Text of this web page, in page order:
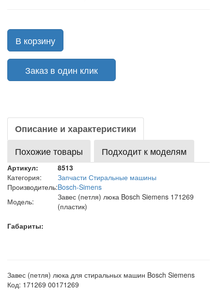
В корзину
Заказ в один клик
Описание и характеристики
Похожие товары
Подходит к моделям
Артикул:
8513
Категория:
Запчасти Стиральные машины
Производитель:Bosch-Simens
Модель:
Завес (петля) люка Bosch Siemens 171269
(пластик)
Габариты:
Завес (петля) люка для стиральных машин Bosch Siemens
Код: 171269 00171269